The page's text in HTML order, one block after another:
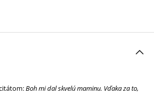
Boh mi dal skvelú maminu. Vďaka za to,